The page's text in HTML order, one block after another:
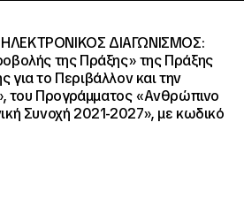
ΔΙΑΓΩΝΙΣΜΟΣ:
της Πράξης» της Πράξης
για το Περιβάλλον και την
του Προγράμματος «Ανθρώπινο
Συνοχή 2021-2027», με κωδικό